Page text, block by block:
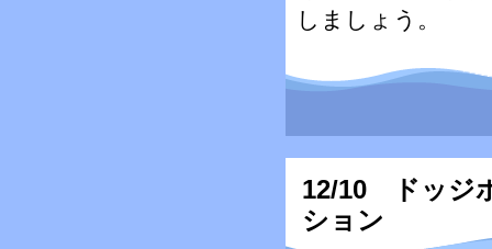
しましょう。
12/10 ドッジ
ション